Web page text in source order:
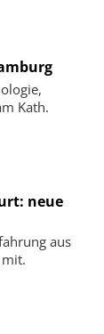
Kath.
neue
aus